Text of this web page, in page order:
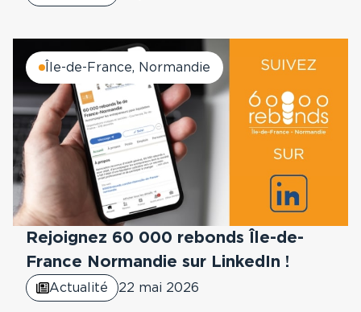
Île-de-France, Normandie
Rejoignez 60 000 rebonds Île-de-
France Normandie sur LinkedIn !
Actualité 22 mai 2026